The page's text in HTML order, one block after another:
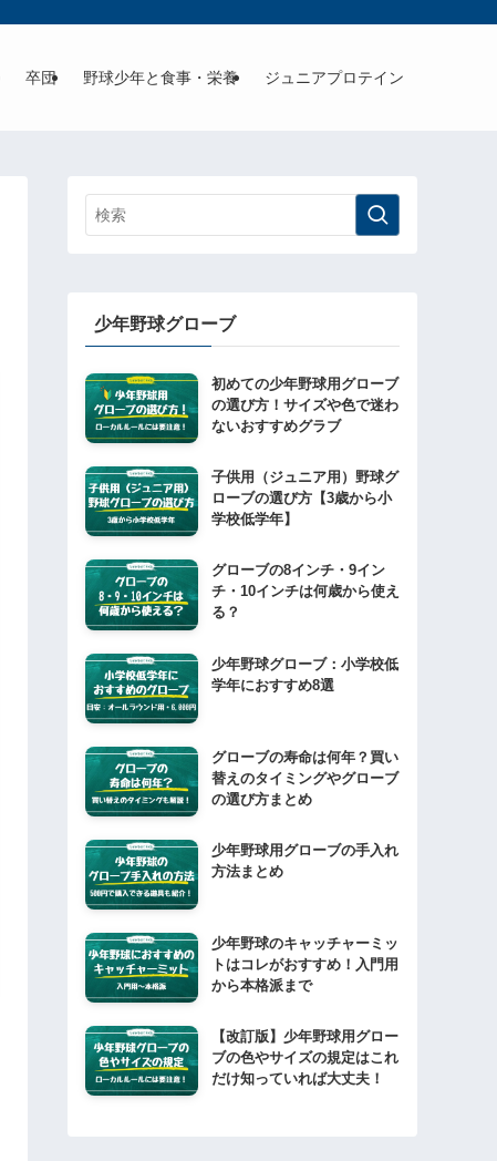
卒団 野球少年と食事・栄養 ジュニアプロテイン
少年野球グローブ
初めての少年野球用グローブ
の選び方！サイズや色で迷わ
ないおすすめグラブ
子供用（ジュニア用）野球グ
ローブの選び方【3歳から小
学校低学年】
グローブの8インチ・9イン
チ・10インチは何歳から使え
る？
少年野球グローブ：小学校低
学年におすすめ8選
グローブの寿命は何年？買い
替えのタイミングやグローブ
の選び方まとめ
少年野球用グローブの手入れ
方法まとめ
少年野球のキャッチャーミッ
トはコレがおすすめ！入門用
から本格派まで
【改訂版】少年野球用グロー
ブの色やサイズの規定はこれ
だけ知っていれば大丈夫！